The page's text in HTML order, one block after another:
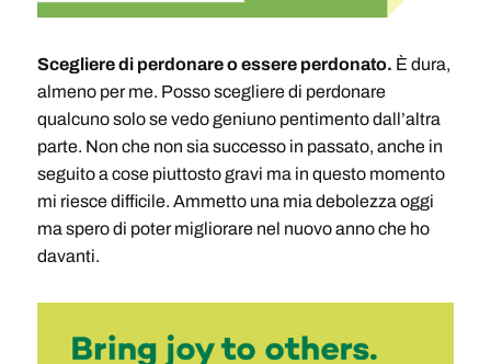
Scegliere di perdonare o essere perdonato. È dura,
almeno per me. Posso scegliere di perdonare
qualcuno solo se vedo geniuno pentimento dall’altra
parte. Non che non sia successo in passato, anche in
seguito a cose piuttosto gravi ma in questo momento
mi riesce difficile. Ammetto una mia debolezza oggi
ma spero di poter migliorare nel nuovo anno che ho
davanti.